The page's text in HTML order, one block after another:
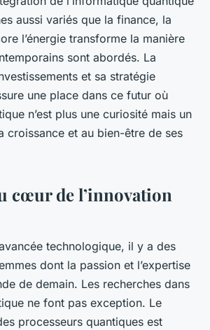
aussi variés que la finance, la
l’énergie transforme la manière
sont abordés. La
et sa stratégie
une place dans ce futur où
n’est plus une curiosité mais un
croissance et au bien-être de ses
cœur de l’innovation
technologique, il y a des
dont la passion et l’expertise
de demain. Les recherches dans
ne font pas exception. Le
processeurs quantiques est